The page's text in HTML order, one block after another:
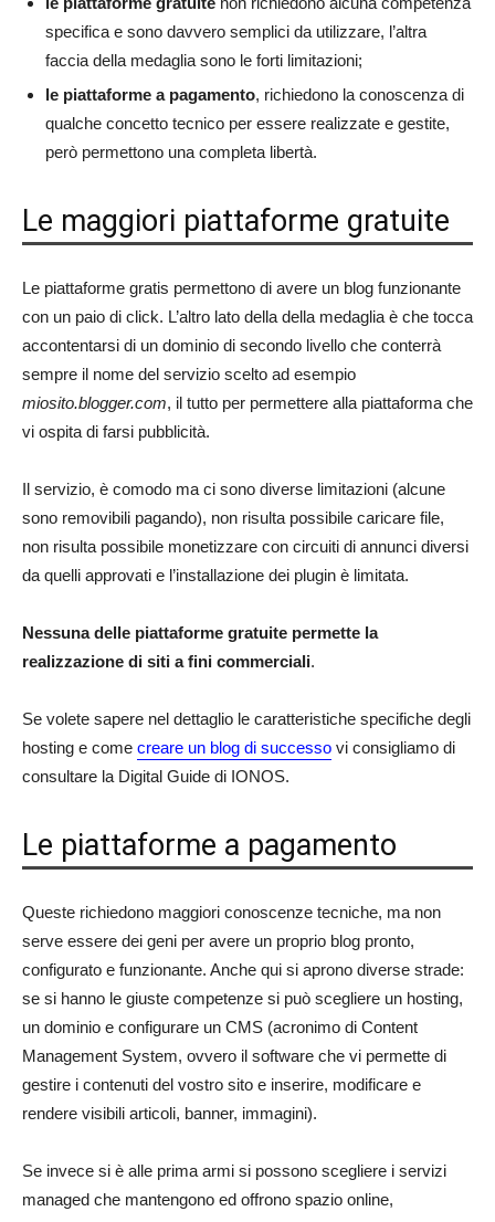
specifica e sono davvero semplici da utilizzare, l’altra
faccia della medaglia sono le forti limitazioni;
le piattaforme a pagamento, richiedono la conoscenza di
qualche concetto tecnico per essere realizzate e gestite,
però permettono una completa libertà.
Le maggiori piattaforme gratuite
Le piattaforme gratis permettono di avere un blog funzionante
con un paio di click. L’altro lato della della medaglia è che tocca
accontentarsi di un dominio di secondo livello che conterrà
sempre il nome del servizio scelto ad esempio
miosito.blogger.com, il tutto per permettere alla piattaforma che
vi ospita di farsi pubblicità.
Il servizio, è comodo ma ci sono diverse limitazioni (alcune
sono removibili pagando), non risulta possibile caricare file,
non risulta possibile monetizzare con circuiti di annunci diversi
da quelli approvati e l’installazione dei plugin è limitata.
Nessuna delle piattaforme gratuite permette la
realizzazione di siti a fini commerciali.
Se volete sapere nel dettaglio le caratteristiche specifiche degli
hosting e come creare un blog di successo vi consigliamo di
consultare la Digital Guide di IONOS.
Le piattaforme a pagamento
Queste richiedono maggiori conoscenze tecniche, ma non
serve essere dei geni per avere un proprio blog pronto,
configurato e funzionante. Anche qui si aprono diverse strade:
se si hanno le giuste competenze si può scegliere un hosting,
un dominio e configurare un CMS (acronimo di Content
Management System, ovvero il software che vi permette di
gestire i contenuti del vostro sito e inserire, modificare e
rendere visibili articoli, banner, immagini).
Se invece si è alle prima armi si possono scegliere i servizi
managed che mantengono ed offrono spazio online,